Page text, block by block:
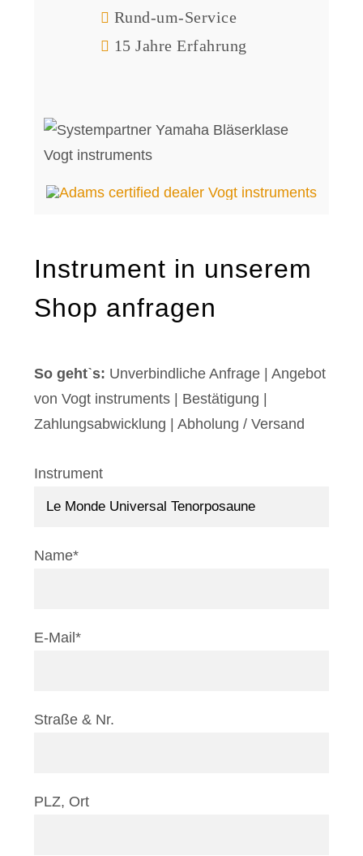
Rund-um-Service
15 Jahre Erfahrung
Instrument in unserem
Shop anfragen
So gehtˋs: Unverbindliche Anfrage | Angebot
von Vogt instruments
Bestätigung
Zahlungsabwicklung |Abholung / Versand
Instrument
Name*
E-Mail*
Straße & Nr.
PLZ, Ort